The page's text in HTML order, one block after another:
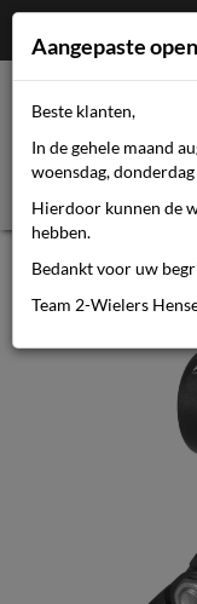
Axa
aan/uit
Aangepaste
Beste klanten,
In de gehele maand
woensdag,
Hierdoor kunnen de
hebben.
Bedankt voor uw
Team 2-Wielers